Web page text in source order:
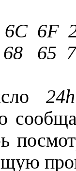
6F
65
24h